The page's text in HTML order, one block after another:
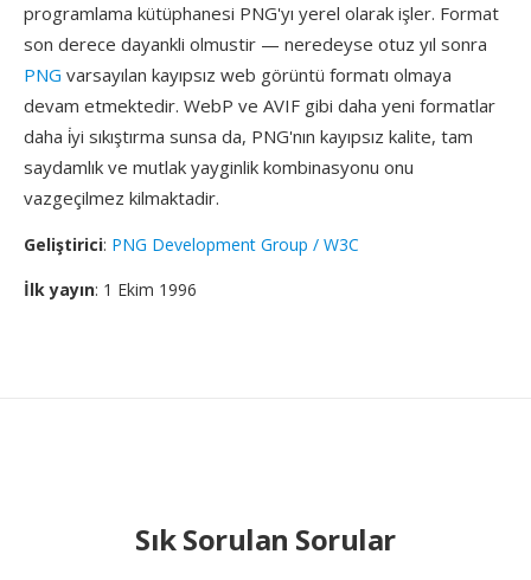
programlama kütüphanesi PNG'yı yerel olarak işler. Format
son derece dayankli olmustir — neredeyse otuz yıl sonra
PNG varsayılan kayıpsız web görüntü formatı olmaya
devam etmektedir. WebP ve AVIF gibi daha yeni formatlar
daha i̇yi sıkıştırma sunsa da, PNG'nın kayıpsız kalite, tam
saydamlık ve mutlak yayginlik kombinasyonu onu
vazgeçilmez kilmaktadir.
Geliştirici: PNG Development Group / W3C
İlk yayın: 1 Ekim 1996
Sık Sorulan Sorular